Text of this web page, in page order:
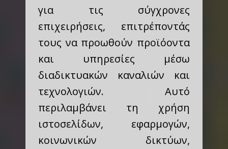
για τις σύγχρονες
επιχειρήσεις, επιτρέποντάς
τους να προωθούν προϊόοντα
και υπηρεσίες μέσω
διαδικτυακών καναλιών και
τεχνολογιών. Αυτό
περιλαμβάνει τη χρήση
ιστοσελίδων, εφαρμογών,
κοινωνικών δικτύων,